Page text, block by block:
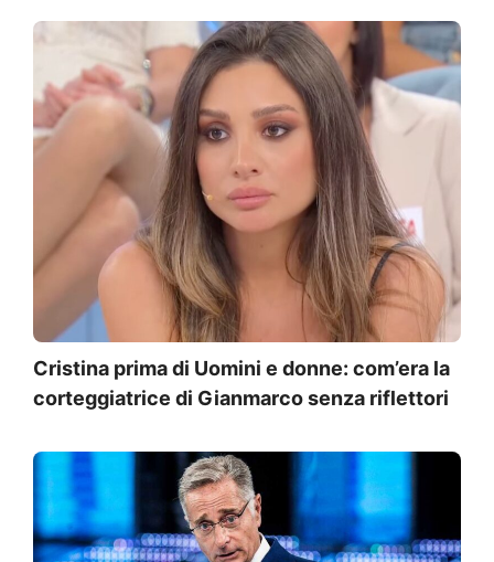
Cristina prima di Uomini e donne: com’era la
corteggiatrice di Gianmarco senza riflettori